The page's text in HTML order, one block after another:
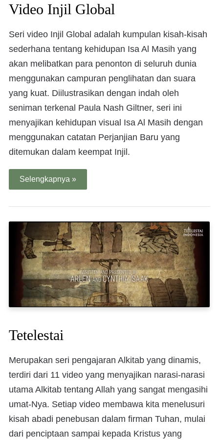
Video Injil Global
Seri video Injil Global adalah kumpulan kisah-kisah
sederhana tentang kehidupan Isa Al Masih yang
akan melibatkan para penonton di seluruh dunia
menggunakan campuran penglihatan dan suara
yang kuat. Diilustrasikan dengan indah oleh
seniman terkenal Paula Nash Giltner, seri ini
menyajikan kehidupan visual Isa Al Masih dengan
menggunakan catatan Perjanjian Baru yang
ditemukan dalam keempat Injil.
Selengkapnya »
Tetelestai
Merupakan seri pengajaran Alkitab yang dinamis,
terdiri dari 11 video yang menyajikan narasi-narasi
utama Alkitab tentang Allah yang sangat mengasihi
umat-Nya. Setiap video membawa kita menelusuri
kisah abadi penebusan dalam firman Tuhan, mulai
dari penciptaan sampai kepada Kristus yang